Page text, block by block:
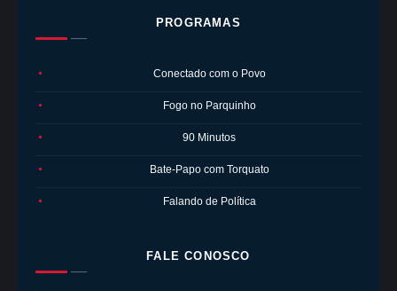
PROGRAMAS
● Conectado com o Povo
● Fogo no Parquinho
● 90 Minutos
● Bate-Papo com Torquato
● Falando de Política
FALE CONOSCO